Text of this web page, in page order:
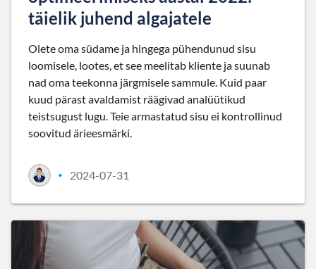
täielik juhend algajatele
Olete oma südame ja hingega pühendunud sisu
loomisele, lootes, et see meelitab kliente ja suunab
nad oma teekonna järgmisele sammule. Kuid paar
kuud pärast avaldamist räägivad analüütikud
teistsugust lugu. Teie armastatud sisu ei kontrollinud
soovitud ärieesmärki.
• 2024-07-31